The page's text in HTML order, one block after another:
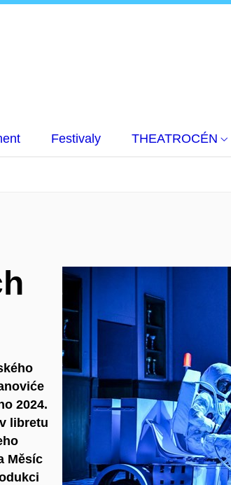
Festivaly THEATROCÉN
2024.
libretu
Měsíc